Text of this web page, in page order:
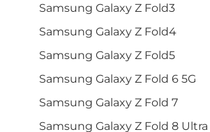
Samsung Galaxy Z Fold3
Samsung Galaxy Z Fold4
Samsung Galaxy Z Fold5
Samsung Galaxy Z Fold 6 5G
Samsung Galaxy Z Fold 7
Samsung Galaxy Z Fold 8 Ultra